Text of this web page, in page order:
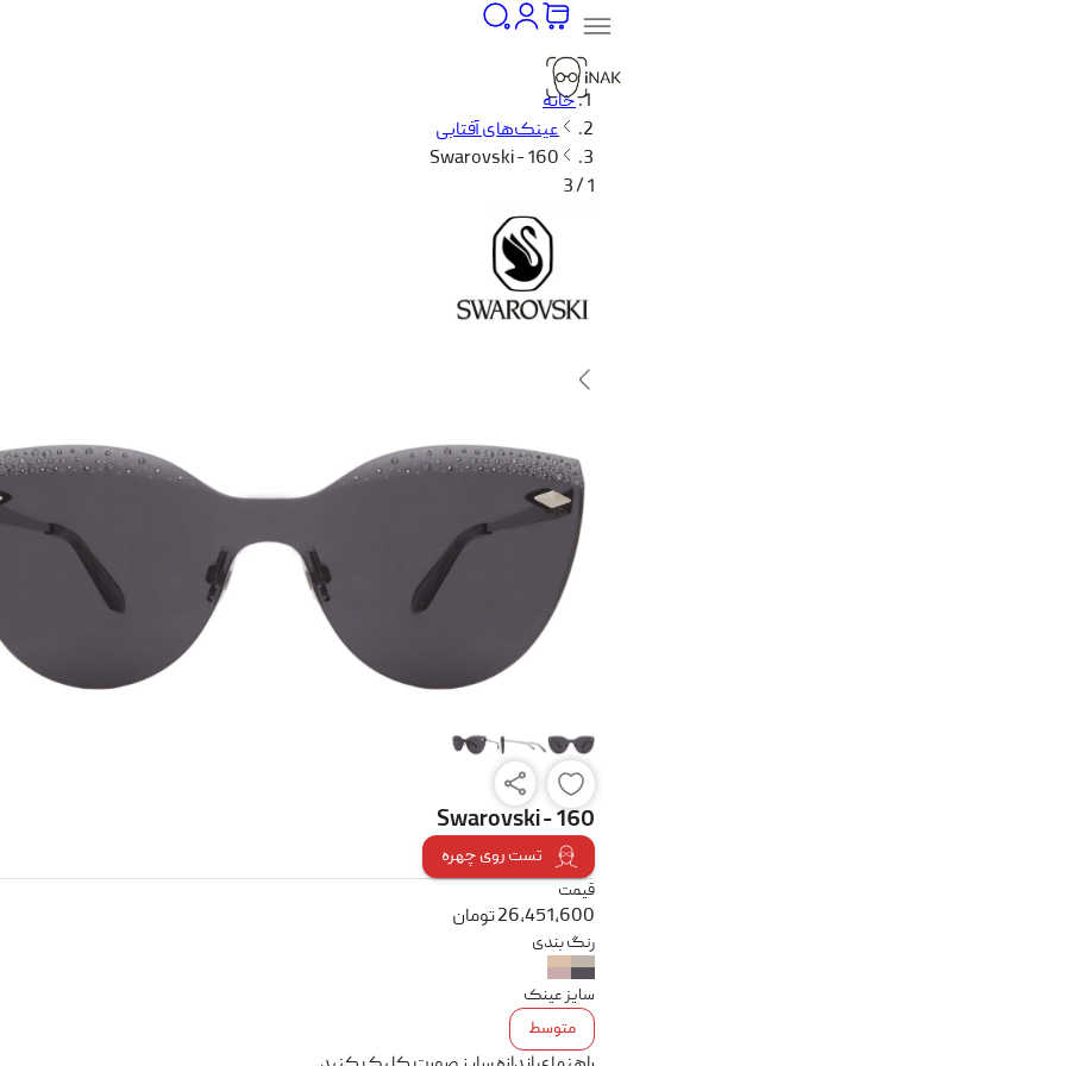
خانه
عینک‌های آفتابی
Swarovski - 160
1 / 3
Swarovski - 160
تست روی چهره
قیمت
26,451,600تومان
رنگ بندی
سایز عینک
متوسط